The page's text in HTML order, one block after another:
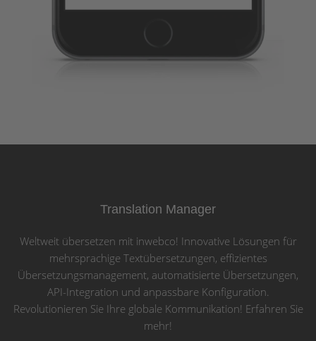
Translation Manager
Weltweit übersetzen mit inwebco! Innovative Lösungen für
mehrsprachige Textübersetzungen, effizientes
Übersetzungsmanagement, automatisierte Übersetzungen,
API-Integration und anpassbare Konfiguration.
Revolutionieren Sie Ihre globale Kommunikation! Erfahren Sie
mehr!